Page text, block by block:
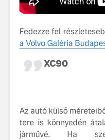
Fedezze fel
a Volvo Galéria
XC90
Az autó külső
tere is könnyedén
járművé. Ha
Milliók
elérhető a
Car UX